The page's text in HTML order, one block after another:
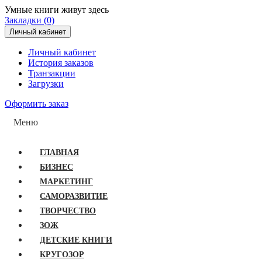
Умные книги живут здесь
Закладки (0)
Личный кабинет
Личный кабинет
История заказов
Транзакции
Загрузки
Оформить заказ
Меню
ГЛАВНАЯ
БИЗНЕС
МАРКЕТИНГ
САМОРАЗВИТИЕ
ТВОРЧЕСТВО
ЗОЖ
ДЕТСКИЕ КНИГИ
КРУГОЗОР